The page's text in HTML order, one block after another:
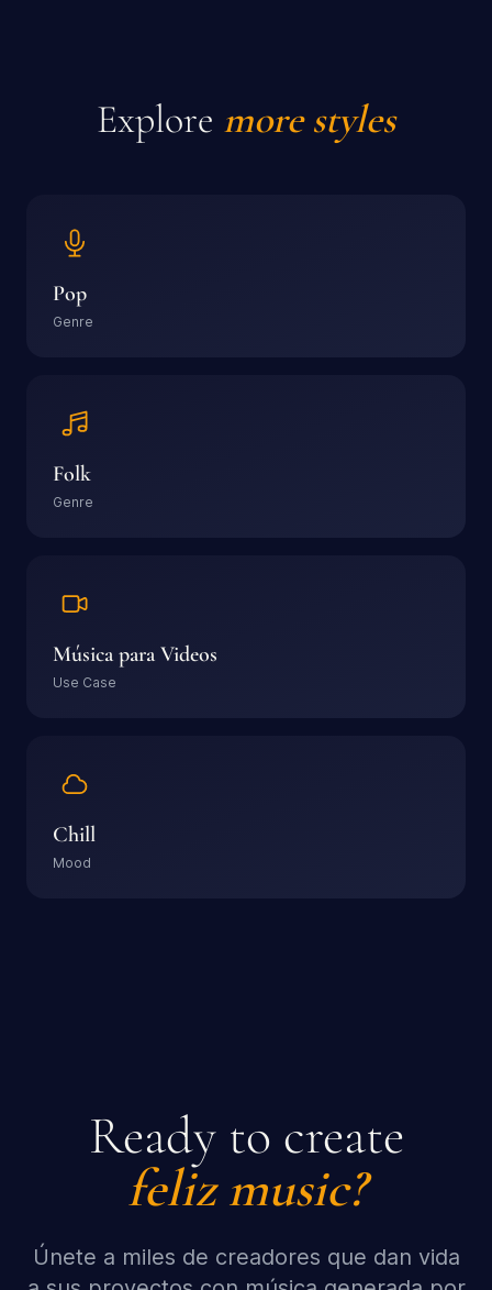
Explore more styles
Pop
Genre
Folk
Genre
Música para Videos
Use Case
Chill
Mood
Ready to create
felizmusic?
Únete a miles de creadores que dan vida